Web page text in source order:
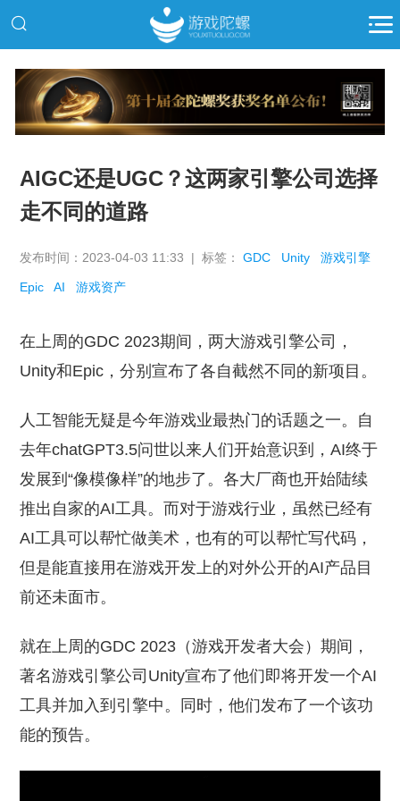
推广
AIGC还是UGC？这两家引擎公司选择
走不同的道路
发布时间：2023-04-03 11:33 | 标签：GDC Unity 游戏引擎
Epic AI 游戏资产
在上周的GDC 2023期间，两大游戏引擎公司，
Unity和Epic，分别宣布了各自截然不同的新项目。
人工智能无疑是今年游戏业最热门的话题之一。自
去年chatGPT3.5问世以来人们开始意识到，AI终于
发展到“像模像样”的地步了。各大厂商也开始陆续
推出自家的AI工具。而对于游戏行业，虽然已经有
AI工具可以帮忙做美术，也有的可以帮忙写代码，
但是能直接用在游戏开发上的对外公开的AI产品目
前还未面市。
就在上周的GDC 2023（游戏开发者大会）期间，
著名游戏引擎公司Unity宣布了他们即将开发一个AI
工具并加入到引擎中。同时，他们发布了一个该功
能的预告。